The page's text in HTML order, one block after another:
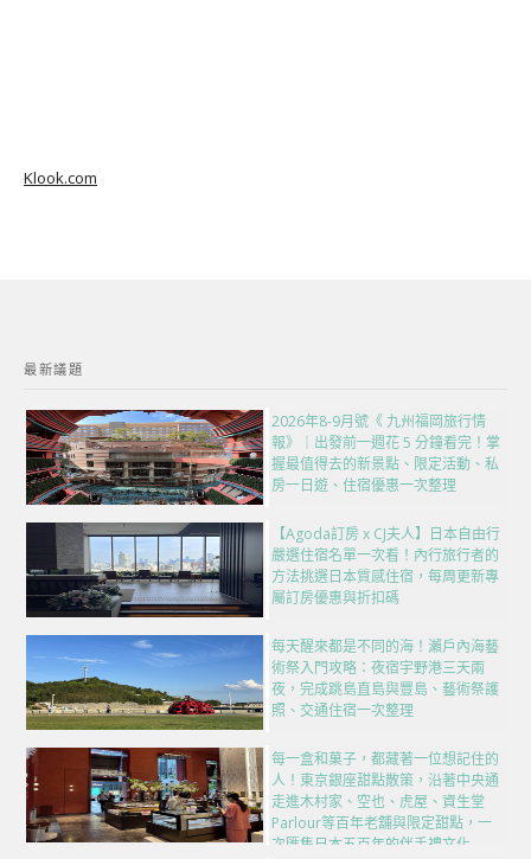
Klook.com
最新議題
2026年8-9月號《 九州福岡旅行情
報》｜出發前一週花 5 分鐘看完！掌
握最值得去的新景點、限定活動、私
房一日遊、住宿優惠一次整理
【Agoda訂房 x CJ夫人】日本自由行
嚴選住宿名單一次看！內行旅行者的
方法挑選日本質感住宿，每周更新專
屬訂房優惠與折扣碼
每天醒來都是不同的海！瀨戶內海藝
術祭入門攻略：夜宿宇野港三天兩
夜，完成跳島直島與豐島、藝術祭護
照、交通住宿一次整理
每一盒和菓子，都藏著一位想記住的
人！東京銀座甜點散策，沿著中央通
走進木村家、空也、虎屋、資生堂
Parlour等百年老舖與限定甜點，一
次匯集日本五百年的伴手禮文化